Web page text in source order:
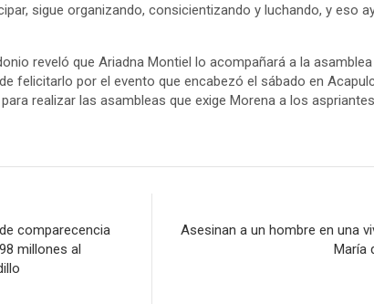
sigue organizando, consicientizando y luchando, y eso
reveló que Ariadna Montiel lo acompañará a la
felicitarlo por el evento que encabezó el sábado en
realizar las asambleas que exige Morena a los
comparecencia
millones al
Asesinan a un hombre en una
María